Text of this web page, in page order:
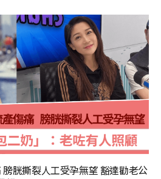
胱撕裂人工受孕無望 豁達勸老公